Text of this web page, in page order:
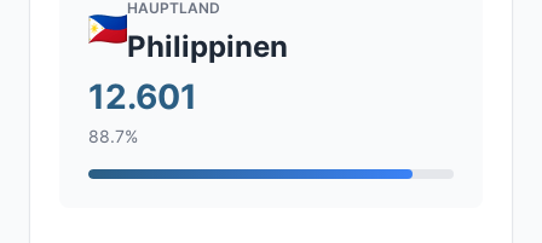
HAUPTLAND
Philippinen
12.601
88.7%